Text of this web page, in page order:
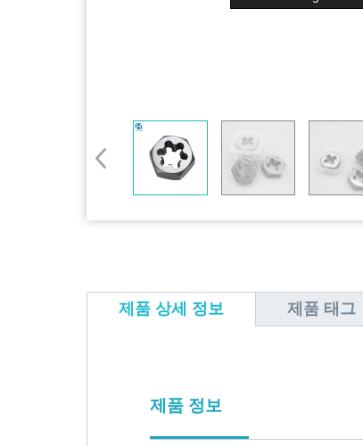
제품 상세 정보 제품 태그
제품 정보